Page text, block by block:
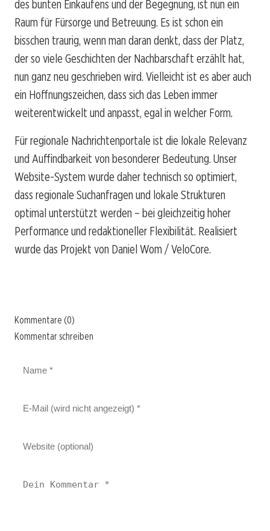
des bunten Einkaufens und der Begegnung, ist nun ein
Raum für Fürsorge und Betreuung. Es ist schon ein
bisschen traurig, wenn man daran denkt, dass der Platz,
der so viele Geschichten der Nachbarschaft erzählt hat,
nun ganz neu geschrieben wird. Vielleicht ist es aber auch
ein Hoffnungszeichen, dass sich das Leben immer
weiterentwickelt und anpasst, egal in welcher Form.
Für regionale Nachrichtenportale ist die lokale Relevanz
und Auffindbarkeit von besonderer Bedeutung. Unser
Website-System wurde daher technisch so optimiert,
dass regionale Suchanfragen und lokale Strukturen
optimal unterstützt werden – bei gleichzeitig hoher
Performance und redaktioneller Flexibilität. Realisiert
wurde das Projekt von Daniel Wom / VeloCore.
Kommentare (0)
Kommentar schreiben